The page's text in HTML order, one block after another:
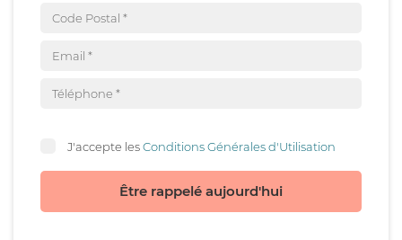
J'accepte lesConditions Générales d'Utilisation
Être rappelé aujourd'hui